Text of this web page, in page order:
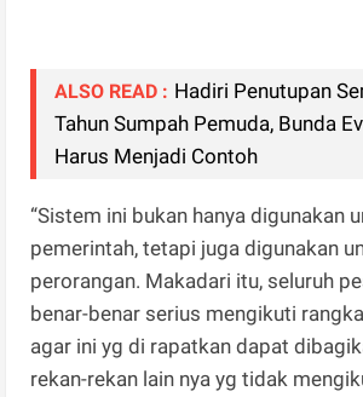
ALSO READ : Hadiri Penutupan
Tahun Sumpah Pemuda, Bunda
Harus Menjadi Contoh
“Sistem ini bukan hanya digunakan
pemerintah, tetapi juga digunakan
perorangan. Makadari itu, seluruh
benar-benar serius mengikuti
agar ini yg di rapatkan dapat
rekan-rekan lain nya yg tidak